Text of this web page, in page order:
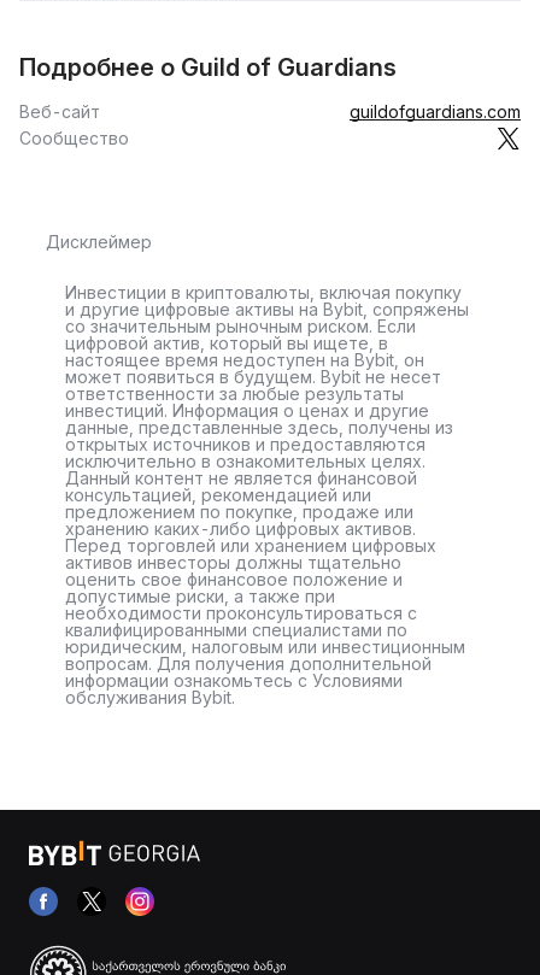
Подробнее о Guild of Guardians
Веб-сайт
guildofguardians.com
Сообщество
Дисклеймер
Инвестиции в криптовалюты, включая покупку
и другие цифровые активы на Bybit, сопряжены
со значительным рыночным риском. Если
цифровой актив, который вы ищете, в
настоящее время недоступен на Bybit, он
может появиться в будущем. Bybit не несет
ответственности за любые результаты
инвестиций. Информация о ценах и другие
данные, представленные здесь, получены из
открытых источников и предоставляются
исключительно в ознакомительных целях.
Данный контент не является финансовой
консультацией, рекомендацией или
предложением по покупке, продаже или
хранению каких-либо цифровых активов.
Перед торговлей или хранением цифровых
активов инвесторы должны тщательно
оценить свое финансовое положение и
допустимые риски, а также при
необходимости проконсультироваться с
квалифицированными специалистами по
юридическим, налоговым или инвестиционным
вопросам. Для получения дополнительной
информации ознакомьтесь с Условиями
обслуживания Bybit.